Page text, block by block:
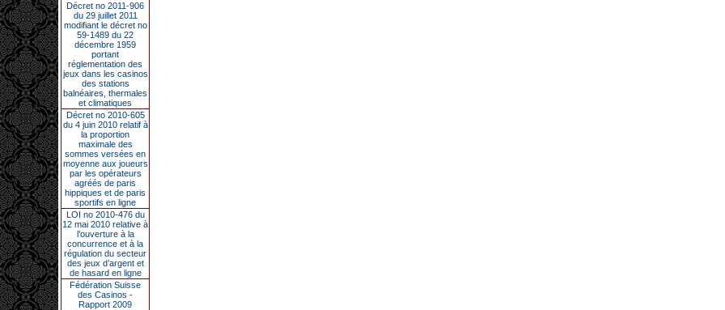
Décret no 2011-906
du 29 juillet 2011
modifiant le décret no
59-1489 du 22
décembre 1959
portant
réglementation des
jeux dans les casinos
des stations
balnéaires, thermales
et climatiques
Décret no 2010-605
du 4 juin 2010 relatif à
la proportion
maximale des
sommes versées en
moyenne aux joueurs
par les opérateurs
agréés de paris
hippiques et de paris
sportifs en ligne
LOI no 2010-476 du
12 mai 2010 relative à
l’ouverture à la
concurrence et à la
régulation du secteur
des jeux d’argent et
de hasard en ligne
Fédération Suisse
des Casinos -
Rapport 2009